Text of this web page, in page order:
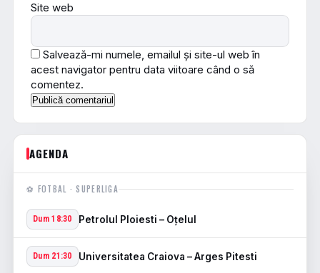
Site web
Salvează-mi numele, emailul și site-ul web în
acest navigator pentru data viitoare când o să
comentez.
AGENDA
⚽ FOTBAL · SUPERLIGA
Dum 18:30 Petrolul Ploiesti – Oţelul
Dum 21:30 Universitatea Craiova – Arges Pitesti